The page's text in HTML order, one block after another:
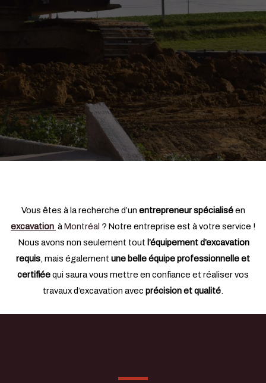
Vous êtes à la recherche d’un entrepreneur spécialiséen
excavation àMontréal ? Notre entreprise est à votre service !
Nous avons non seulement tout l’équipement d’excavation
requis, mais également une belle équipe professionnelle et
certifiéequi saura vous mettre en confiance et réaliser vos
travaux d’excavation avec précision et qualité.